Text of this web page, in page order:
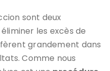
sont deux
les excès de
grandement dans
Comme nous